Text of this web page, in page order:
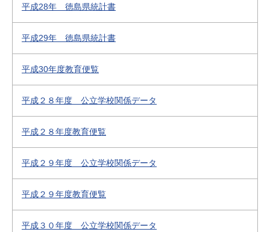
平成28年 徳島県統計書
平成29年 徳島県統計書
平成30年度教育便覧
平成２８年度 公立学校関係データ
平成２８年度教育便覧
平成２９年度 公立学校関係データ
平成２９年度教育便覧
平成３０年度 公立学校関係データ